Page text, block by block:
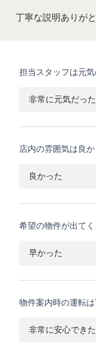
丁寧な説明ありが
担当スタッフは元
非常に元気だった
店内の雰囲気は良
良かった
希望の物件が出て
早かった
物件案内時の運転
非常に安心できた